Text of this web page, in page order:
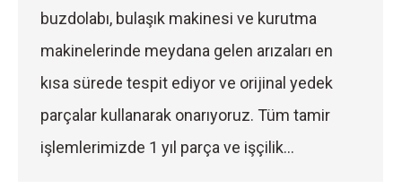
buzdolabı, bulaşık makinesi ve kurutma
makinelerinde meydana gelen arızaları en
kısa sürede tespit ediyor ve orijinal yedek
parçalar kullanarak onarıyoruz. Tüm tamir
işlemlerimizde 1 yıl parça ve işçilik…